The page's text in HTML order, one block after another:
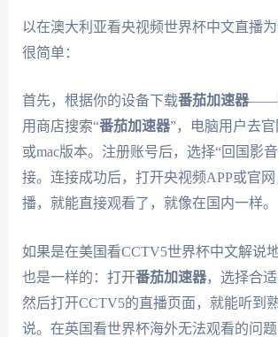
以在澳大利亚看央视频世界杯中文直播
很简单：
首先，根据你的设备下载番茄加速器——
用商店搜索“番茄加速器”，电脑用户去
或mac版本。注册账号后，选择“回国影
接。连接成功后，打开央视频APP或官
播，就能直接观看了，就像在国内一样。
如果是在美国看CCTV5世界杯中文解说
也是一样的：打开番茄加速器，选择合适
然后打开CCTV5的直播页面，就能听到
说。在英国看世界杯海外无法观看的问